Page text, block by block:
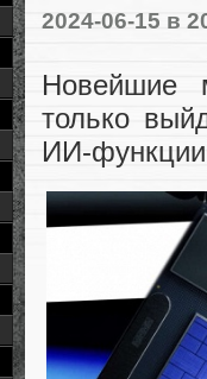
2024-06-15 в
Новейшие
только
ИИ-